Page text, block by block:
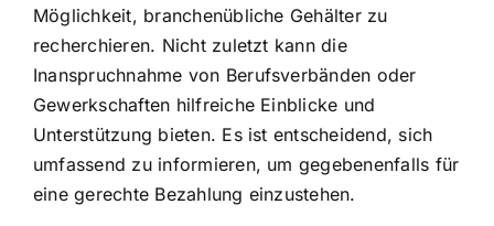
Möglichkeit, branchenübliche Gehälter zu
recherchieren. Nicht zuletzt kann die
Inanspruchnahme von Berufsverbänden oder
Gewerkschaften hilfreiche Einblicke und
Unterstützung bieten. Es ist entscheidend, sich
umfassend zu informieren, um gegebenenfalls für
eine gerechte Bezahlung einzustehen.